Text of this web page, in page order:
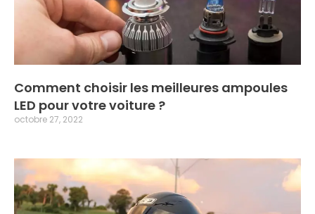
Comment choisir les meilleures ampoules
LED pour votre voiture ?
octobre 27, 2022